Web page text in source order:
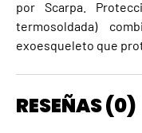
por Scarpa.
termosoldada)
exoesqueleto que
RESEÑAS (0)